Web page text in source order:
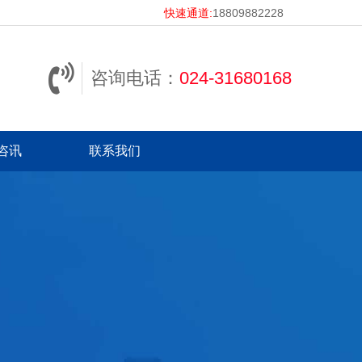
快速通道:18809882228
咨询电话： 024-31680168
讯 联系我们